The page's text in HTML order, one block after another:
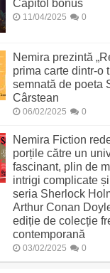
Capitol bonus
11/04/2025 0
Nemira prezintă
prima carte dintr-o
semnată de poeta
Cârstean
06/02/2025 0
Nemira Fiction
porțile către un
fascinant, plin de
intrigi complicate
seria Sherlock
Arthur Conan
ediție de colecție
contemporană
03/02/2025 0